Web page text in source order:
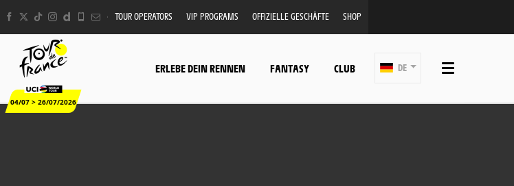
TOUR OPERATORS VIP PROGRAMS OFFIZIELLE GESCHÄFTE SHOP
04/07 > 26/07/2026
ERLEBE DEIN RENNEN FANTASY CLUB DE